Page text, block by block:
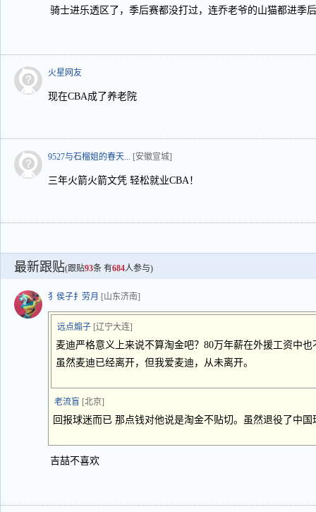
骑士进乐透区了，季后赛都没打过，连乔老爷的山猫都进季
火星网友
现在CBA成了养老院
9527与石榴姐的春天... [安徽宣城]
三年火箭火箭文凭 轻松就业CBA！
最新跟贴(跟贴93条 有684人参与)
犭侯子扌劳月 [山东济南]
远点煽子 [辽宁大连]
麦迪严格意义上来说不算淘金吧？80万年薪在外援工资中也
虽然麦迪已经离开，但我爱麦迪，从未离开。
老流盲 [北京]
回报球迷而已 那点钱对他说是淘金不贴切。虽然退役了中
吉喆不喜欢